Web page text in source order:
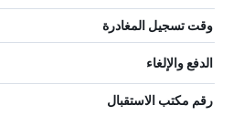
وقت تسجيل المغادرة
الدفع والإلغاء
رقم مكتب الاستقبال